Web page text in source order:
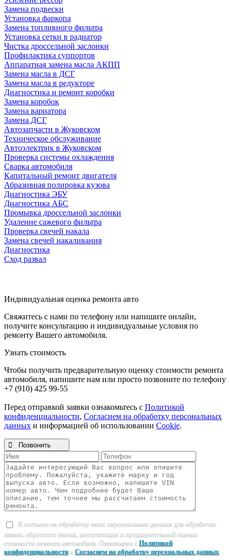
Замена подвески
Установка фаркопа
Замена топливного фильтра
Установка сетки в радиатор
Чистка дроссельной заслонки
Профилактика суппортов
Аппаратная замена масла АКПП
Замена масла в ДСГ
Замена масла в редукторе
Диагностика и ремонт коробки
Замена коробок
Замена вариатора
Замена ДСГ
Автозапчасти в Жуковском
Техническое обслуживание
Автоэлектрик в Жуковском
Проверка системы охлаждения
Сварка автомобиля
Капитальный ремонт двигателя
Абразивная полировка кузова
Диагностика ЭБУ
Диагностика АБС
Промывка дроссельной заслонки
Удаление сажевого фильтра
Проверка свечей накала
Замена свечей накаливания
Диагностика
Сход развал
Индивидуальная оценка ремонта авто
Свяжитесь с нами по телефону или напишите онлайн,
получите консультацию и индивидуальные условия по
ремонту Вашего автомобиля.
Узнать стоимость
Чтобы получить предварительную оценку стоимости ремонта
автомобиля, напишите нам или просто позвоните по телефону
+7 (910) 425 99-55
Перед отправкой заявки ознакомьтесь с Политикой
конфиденциальности, Согласием на обработку персональных
данных и информацией об использовании Cookie.
 Позвонить
Я согласен на обработку моих персональных данных для обработки
заявки, обратного звонка, консультации и предварительной оценки
стоимости ремонта автомобиля. Ознакомлен с Политикой
конфиденциальностии Согласием на обработку персональных данных